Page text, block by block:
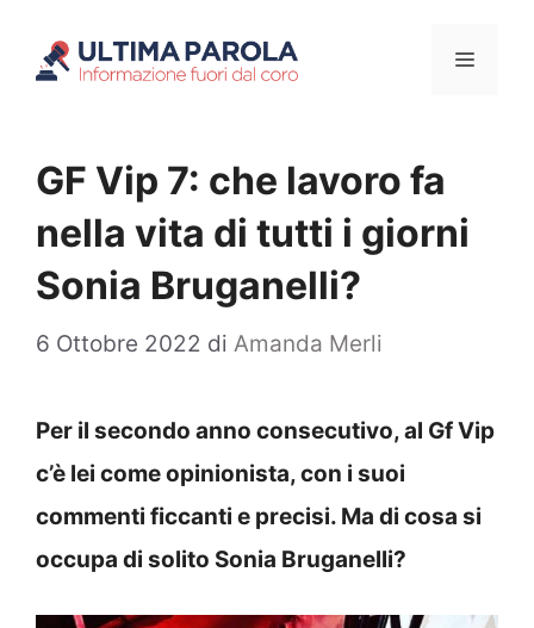
Menu
GF Vip 7: che lavoro fa
nella vita di tutti i giorni
Sonia Bruganelli?
6 Ottobre 2022 di Amanda Merli
Per il secondo anno consecutivo, al Gf Vip
c’è lei come opinionista, con i suoi
commenti ficcanti e precisi. Ma di cosa si
occupa di solito Sonia Bruganelli?